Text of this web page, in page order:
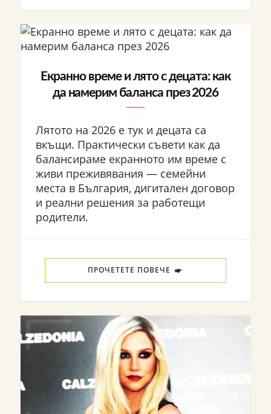
Екранно време и лято с децата: как
да намерим баланса през 2026
Лятото на 2026 е тук и децата са
вкъщи. Практически съвети как да
балансираме екранното им време с
живи преживявания — семейни
места в България, дигитален договор
и реални решения за работещи
родители.
ПРОЧЕТЕТЕ ПОВЕЧЕ